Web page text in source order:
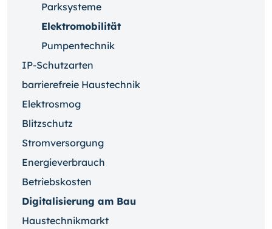
Parksysteme
Elektromobilität
Pumpentechnik
IP-Schutzarten
barrierefreie Haustechnik
Elektrosmog
Blitzschutz
Stromversorgung
Energieverbrauch
Betriebskosten
Digitalisierung am Bau
Haustechnikmarkt